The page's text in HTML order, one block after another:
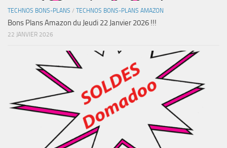
TECHNOS BONS-PLANS / TECHNOS BONS-PLANS AMAZON
Bons Plans Amazon du Jeudi 22 Janvier 2026 !!!
22 JANVIER 2026